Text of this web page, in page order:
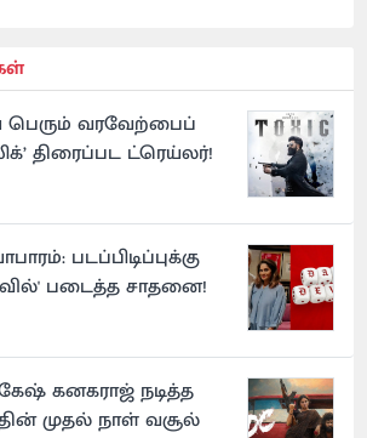
பெரும் வரவேற்பைப்
திரைப்பட ட்ரெய்லர்!
படப்பிடிப்புக்கு
படைத்த சாதனை!
கனகராஜ் நடித்த
முதல் நாள் வசூல்